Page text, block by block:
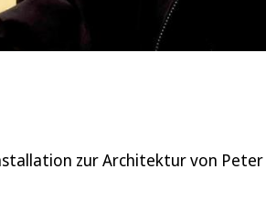
zur Architektur von Peter